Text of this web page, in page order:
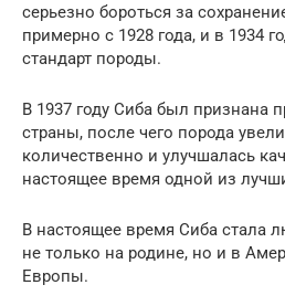
серьезно бороться за
примерно с 1928 года, и в 1934
стандарт породы.
В 1937 году Сиба был признана
страны, после чего порода
количественно и улучшалась
настоящее время одной из
В настоящее время Сиба стала
не только на родине, но и в
Европы.